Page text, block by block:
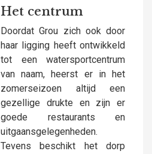
Het centrum
Doordat Grou zich ook door
haar ligging heeft ontwikkeld
tot een watersportcentrum
van naam, heerst er in het
zomerseizoen altijd een
gezellige drukte en zijn er
goede restaurants en
uitgaansgelegenheden.
Tevens beschikt het dorp